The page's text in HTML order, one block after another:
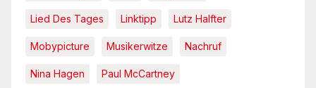
Lied Des Tages Linktipp Lutz Halfter
Mobypicture Musikerwitze Nachruf
Nina Hagen Paul McCartney